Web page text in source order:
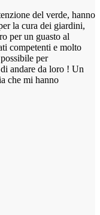
del verde, hanno
la cura dei giardini,
per un guasto al
competenti e molto
per
andare da loro ! Un
che mi hanno